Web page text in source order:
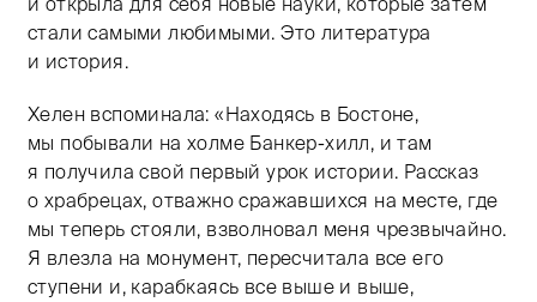
стали самыми любимыми. Это литература
и история.
Хелен вспоминала: «Находясь в Бостоне,
мы побывали на холме Банкер-хилл, и там
я получила свой первый урок истории. Рассказ
о храбрецах, отважно сражавшихся на месте, где
мы теперь стояли, взволновал меня чрезвычайно.
Я влезла на монумент, пересчитала все его
ступени и, карабкаясь все выше и выше,